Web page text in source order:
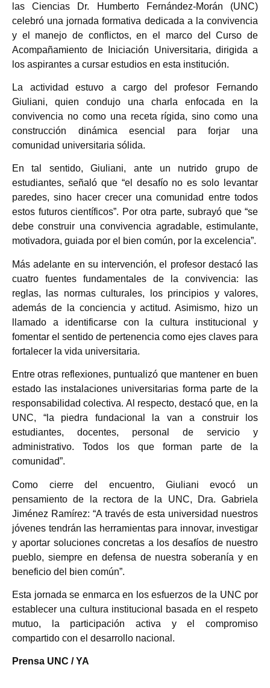
las Ciencias Dr. Humberto Fernández-Morán (UNC)
celebró una jornada formativa dedicada a la convivencia
y el manejo de conflictos, en el marco del Curso de
Acompañamiento de Iniciación Universitaria, dirigida a
los aspirantes a cursar estudios en esta institución.
La actividad estuvo a cargo del profesor Fernando
Giuliani, quien condujo una charla enfocada en la
convivencia no como una receta rígida, sino como una
construcción dinámica esencial para forjar una
comunidad universitaria sólida.
En tal sentido, Giuliani, ante un nutrido grupo de
estudiantes, señaló que “el desafío no es solo levantar
paredes, sino hacer crecer una comunidad entre todos
estos futuros científicos”. Por otra parte, subrayó que “se
debe construir una convivencia agradable, estimulante,
motivadora, guiada por el bien común, por la excelencia”.
Más adelante en su intervención, el profesor destacó las
cuatro fuentes fundamentales de la convivencia: las
reglas, las normas culturales, los principios y valores,
además de la conciencia y actitud. Asimismo, hizo un
llamado a identificarse con la cultura institucional y
fomentar el sentido de pertenencia como ejes claves para
fortalecer la vida universitaria.
Entre otras reflexiones, puntualizó que mantener en buen
estado las instalaciones universitarias forma parte de la
responsabilidad colectiva. Al respecto, destacó que, en la
UNC, “la piedra fundacional la van a construir los
estudiantes, docentes, personal de servicio y
administrativo. Todos los que forman parte de la
comunidad”.
Como cierre del encuentro, Giuliani evocó un
pensamiento de la rectora de la UNC, Dra. Gabriela
Jiménez Ramírez: “A través de esta universidad nuestros
jóvenes tendrán las herramientas para innovar, investigar
y aportar soluciones concretas a los desafíos de nuestro
pueblo, siempre en defensa de nuestra soberanía y en
beneficio del bien común”.
Esta jornada se enmarca en los esfuerzos de la UNC por
establecer una cultura institucional basada en el respeto
mutuo, la participación activa y el compromiso
compartido con el desarrollo nacional.
Prensa UNC / YA